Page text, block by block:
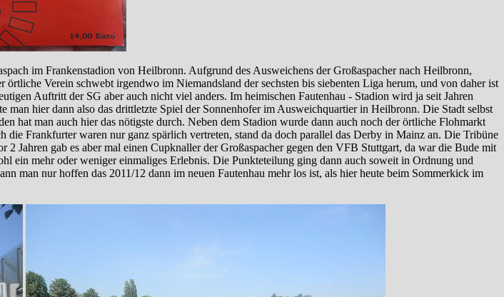
im Frankenstadion von Heilbronn. Aufgrund des Ausweichens der Großaspacher nach Heilbronn,
Verein schwebt irgendwo im Niemandsland der sechsten bis siebenten Liga herum, und von daher ist
Auftritt der SG aber auch nicht viel anders. Im heimischen Fautenhau - Stadion wird ja seit Jahren
man hier dann also das drittletzte Spiel der Sonnenhofer im Ausweichquartier in Heilbronn. Die Stadt selbst
hat man auch hier das nötigste durch. Neben dem Stadion wurde dann auch noch der örtliche Flohmarkt
die Frankfurter waren nur ganz spärlich vertreten, stand da doch parallel das Derby in Mainz an. Die Tribüne
Jahren gab es aber mal einen Cupknaller der Großaspacher gegen den VFB Stuttgart, da war die Bude mit
ein mehr oder weniger einmaliges Erlebnis. Die Punkteteilung ging dann auch soweit in Ordnung und
man nur hoffen das 2011/12 dann im neuen Fautenhau mehr los ist, als hier heute beim Sommerkick im